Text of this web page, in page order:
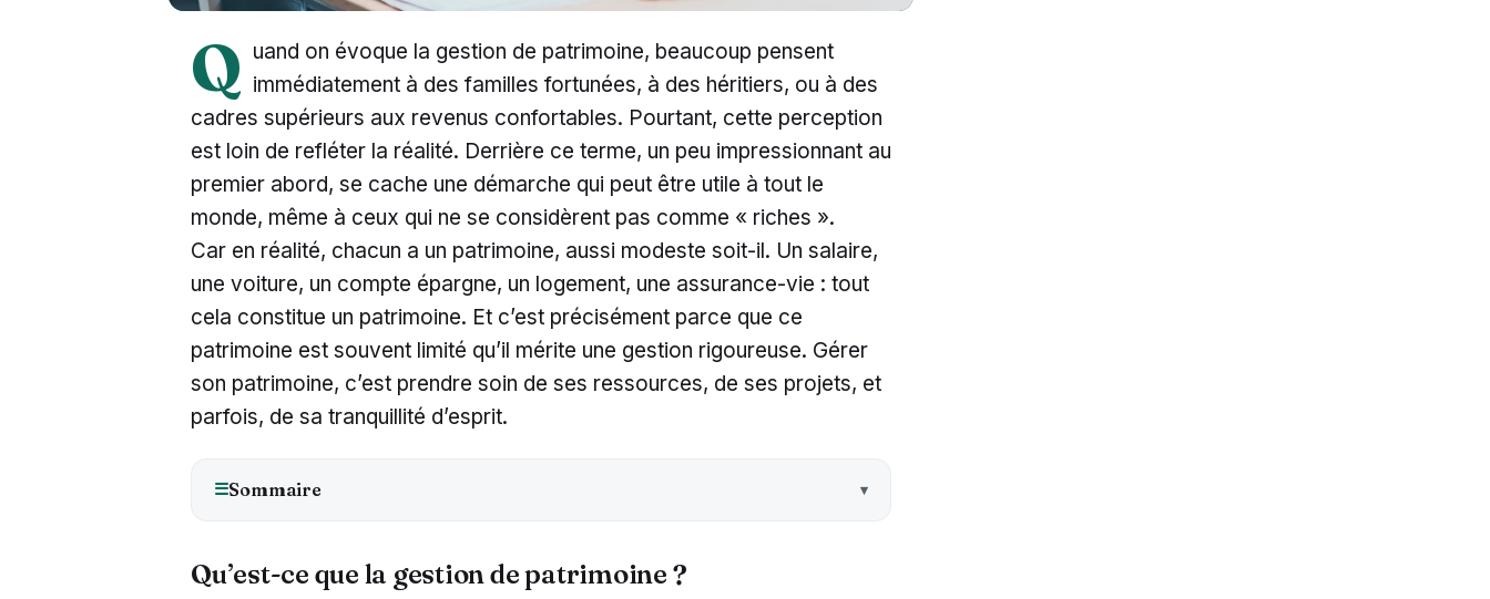
Q uand on évoque la gestion de patrimoine, beaucoup pensent
immédiatement à des familles fortunées, à des héritiers, ou à des
cadres supérieurs aux revenus confortables. Pourtant, cette perception
est loin de refléter la réalité. Derrière ce terme, un peu impressionnant au
premier abord, se cache une démarche qui peut être utile à tout le
monde, même à ceux qui ne se considèrent pas comme « riches ».
Car en réalité, chacun a un patrimoine, aussi modeste soit-il. Un salaire,
une voiture, un compte épargne, un logement, une assurance-vie : tout
cela constitue un patrimoine. Et c’est précisément parce que ce
patrimoine est souvent limité qu’il mérite une gestion rigoureuse. Gérer
son patrimoine, c’est prendre soin de ses ressources, de ses projets, et
parfois, de sa tranquillité d’esprit.
☰Sommaire
Qu’est-ce que la gestion de patrimoine ?